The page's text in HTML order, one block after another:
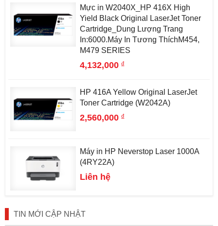
Mực in W2040X_HP 416X High
Yield Black Original LaserJet Toner
Cartridge_Dung Lượng Trang
In:6000.Máy In Tương ThíchM454,
M479 SERIES
4,132,000đ
HP 416A Yellow Original LaserJet
Toner Cartridge (W2042A)
2,560,000đ
Máy in HP Neverstop Laser 1000A
(4RY22A)
Liên hệ
TIN MỚI CẬP NHẬT